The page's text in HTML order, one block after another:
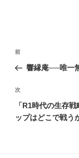
投
ナ
ビ
ゲ
ー
前
の
稿
前
響縁庵──唯一
次
の
投
次
「R1時代の生存
ップはどこで戦う